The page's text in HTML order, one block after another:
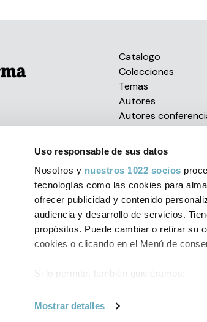
Uso responsable de sus datos
Nosotros y nuestros 1022 socios
tecnologías como las cookies para
ofrecer publicidad y contenido
audiencia y desarrollo de servicios.
propósitos. Puede cambiar o retirar su
cookies o clicando en el Menú de
Si lo permite, también quisiéramos:
metros
Mostrar detalles
Catalogo
Colecciones
Temas
Autores
Autores
Política de Cookies Aviso Legal Política
© Plataforma Editorial 2026 C/